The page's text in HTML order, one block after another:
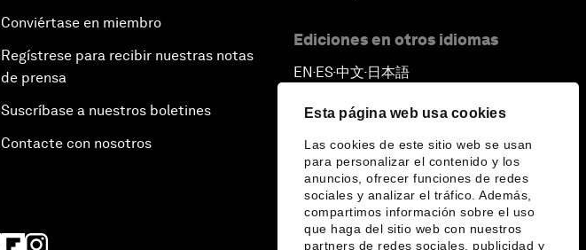
Esta página web usa cookies
Las cookies de este sitio web se usan
para personalizar el contenido y los
anuncios, ofrecer funciones de redes
sociales y analizar el tráfico. Además,
compartimos información sobre el uso
que haga del sitio web con nuestros
partners de redes sociales, publicidad y
Conviértase en miembro
Regístrese para recibir nuestras notas
de prensa
Suscríbase a nuestros boletines
Contacte con nosotros
Ediciones en otros idiomas
EN ▪ES▪中文▪ 日本語